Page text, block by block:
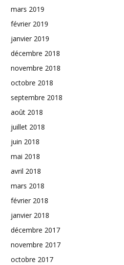
mars 2019
février 2019
janvier 2019
décembre 2018
novembre 2018
octobre 2018
septembre 2018
août 2018
juillet 2018
juin 2018
mai 2018
avril 2018
mars 2018
février 2018
janvier 2018
décembre 2017
novembre 2017
octobre 2017